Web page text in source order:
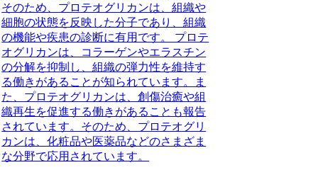
そのため、プロテオグリカンは、組織や
細胞の状態を反映した分子であり、組織
の機能や疾患の診断に有用です。 プロテ
オグリカンは、コラーゲンやエラスチン
の分解を抑制し、組織の弾力性を維持す
る働きがあることが知られています。ま
た、プロテオグリカンは、創傷治癒や組
織再生を促進する働きがあることも報告
されています。そのため、プロテオグリ
カンは、化粧品や医薬品などのさまざま
な分野で応用されています。